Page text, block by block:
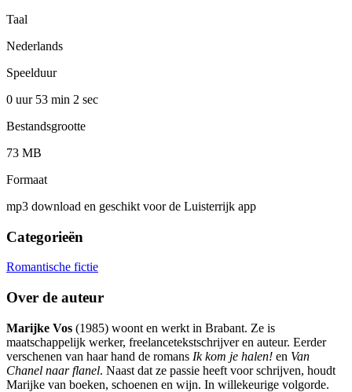
Taal
Nederlands
Speelduur
0 uur 53 min 2 sec
Bestandsgrootte
73 MB
Formaat
mp3 download en geschikt voor de Luisterrijk app
Categorieën
Romantische fictie
Over de auteur
Marijke Vos (1985) woont en werkt in Brabant. Ze is
maatschappelijk werker, freelancetekstschrijver en auteur. Eerder
verschenen van haar hand de romans Ik kom je halen! en Van
Chanel naar flanel. Naast dat ze passie heeft voor schrijven, houdt
Marijke van boeken, schoenen en wijn. In willekeurige volgorde.